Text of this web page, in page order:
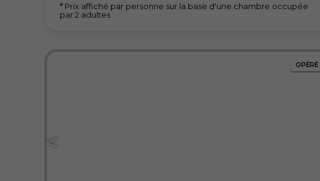
* Prix affiché par personne sur la base d'une chambre occupée
par 2 adultes